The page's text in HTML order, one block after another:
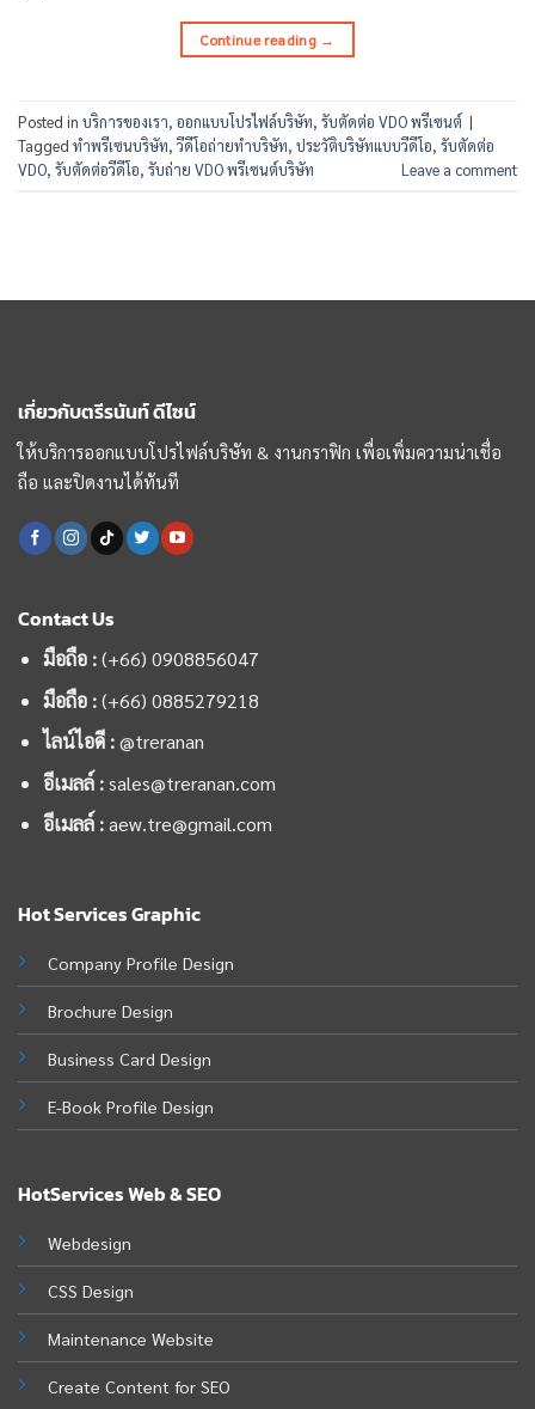
Continue reading →
Posted in บริการของเรา, ออกแบบโปรไฟล์บริษัท, รับตัดต่อ VDO พรีเซนต์ |
Tagged ทำพรีเซนบริษัท, วีดีโอถ่ายทำบริษัท, ประวัติบริษัทแบบวีดีโอ, รับตัดต่อ
VDO, รับตัดต่อวีดีโอ, รับถ่าย VDO พรีเซนต์บริษัท Leave a comment
เกี่ยวกับตรีรนันท์ ดีไซน์
ให้บริการออกแบบโปรไฟล์บริษัท & งานกราฟิก เพื่อเพิ่มความน่าเชื่อ
ถือ และปิดงานได้ทันที
Hot Services Graphic
Company Profile Design
Brochure Design
Business Card Design
E-Book Profile Design
HotServices Web & SEO
Webdesign
CSS Design
Maintenance Website
Create Content for SEO
Contact Us
มือถือ :(+66) 0908856047
มือถือ : (+66) 0885279218
ไลน์ไอดี :@treranan
อีเมลล์ :sales@treranan.com
อีเมลล์ :aew.tre@gmail.com